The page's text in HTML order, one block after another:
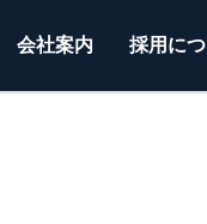
会社案内 採用に